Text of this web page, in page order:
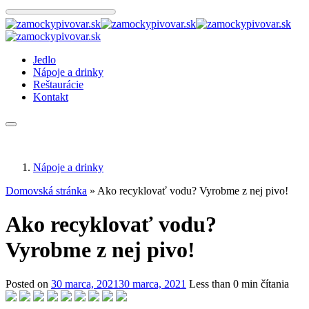
Skip
to
content
Jedlo
Nápoje a drinky
Reštaurácie
Kontakt
Nápoje a drinky
Domovská stránka » Ako recyklovať vodu? Vyrobme z nej pivo!
Ako recyklovať vodu?
Vyrobme z nej pivo!
Posted on 30 marca, 202130 marca, 2021 Less than 0 min čítania